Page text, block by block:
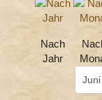
Nach
Jahr